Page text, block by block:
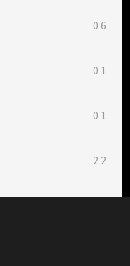
06
01
01
22